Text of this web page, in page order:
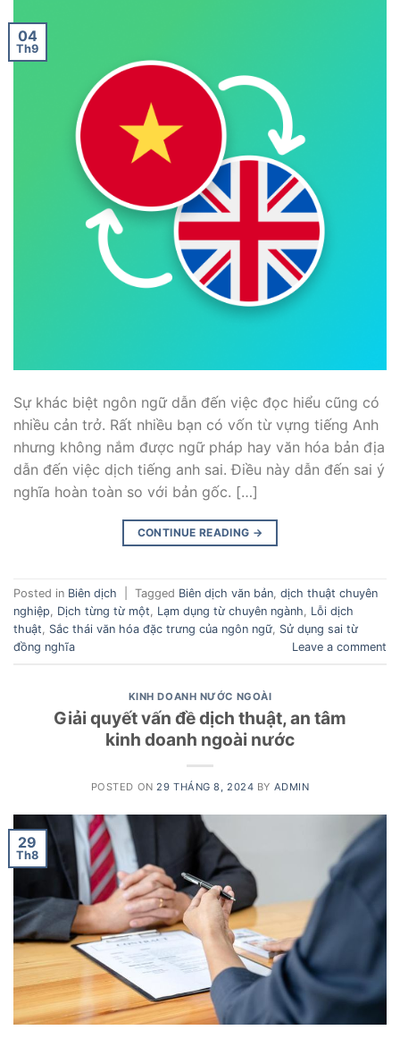
04
Th9
Sự khác biệt ngôn ngữ dẫn đến việc đọc hiểu cũng có
nhiều cản trở. Rất nhiều bạn có vốn từ vựng tiếng Anh
nhưng không nắm được ngữ pháp hay văn hóa bản địa
dẫn đến việc dịch tiếng anh sai. Điều này dẫn đến sai ý
nghĩa hoàn toàn so với bản gốc. […]
CONTINUE READING →
Posted in Biên dịch Tagged Biên dịch văn bản, dịch thuật chuyên
nghiệp, Dịch từng từ một, Lạm dụng từ chuyên ngành, Lỗi dịch
thuật, Sắc thái văn hóa đặc trưng của ngôn ngữ, Sử dụng sai từ
đồng nghĩa
Leave a comment
KINH DOANH NƯỚC NGOÀI
Giải quyết vấn đề dịch thuật, an tâm
kinh doanh ngoài nước
POSTED ON 29 THÁNG 8, 2024 BY ADMIN
29
Th8